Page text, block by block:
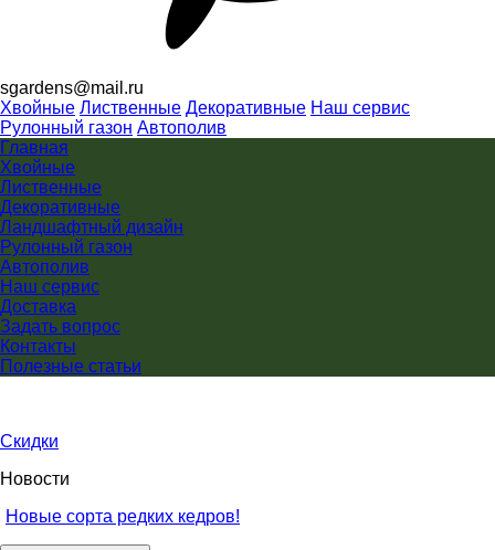
sgardens@mail.ru
Хвойные Лиственные Декоративные Наш сервис
Рулонный газон Автополив
Главная
Хвойные
Лиственные
Декоративные
Ландшафтный дизайн
Рулонный газон
Автополив
Наш сервис
Доставка
Задать вопрос
Контакты
Полезные статьи
Скидки
Новости
Новые сорта редких кедров!